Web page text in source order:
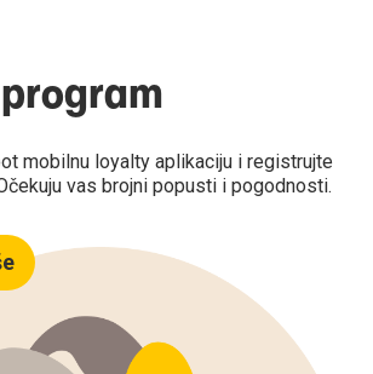
mobilnu loyalty aplikaciju i registrujte
vas brojni popusti i pogodnosti.